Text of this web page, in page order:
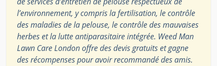
l’environnement, y compris la fertilisation, le contrôle
des maladies de la pelouse, le contrôle des mauvaises
herbes et la lutte antiparasitaire intégrée. Weed Man
Lawn Care London offre des devis gratuits et gagne
des récompenses pour avoir recommandé des amis.